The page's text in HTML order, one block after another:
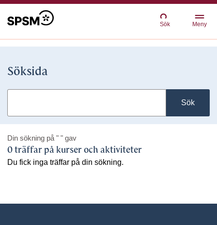
Sök Meny
Söksida
Sök
Din sökning på " " gav
0 träffar på kurser och aktiviteter
Du fick inga träffar på din sökning.